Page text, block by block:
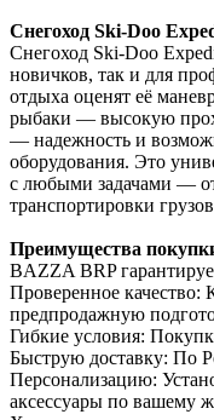
Снегоход Ski-Doo
Снегоход Ski-Doo
новичков, так и для
отдыха оценят её
рыбаки — высокую
— надежность и
оборудования. Это
с любыми задачами —
транспортировки
Преимущества
BAZZA BRP
Проверенное качество:
предпродажную
Гибкие условия:
Быструю доставку: По
Персонализацию:
аксессуары по вашему